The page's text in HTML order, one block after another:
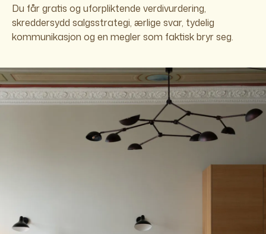
Du får gratis og uforpliktende verdivurdering,
skreddersydd salgsstrategi, ærlige svar, tydelig
kommunikasjon og en megler som faktisk bryr seg.
Jeg godtar vilkår for oppbevaring og
behandling av persondata.